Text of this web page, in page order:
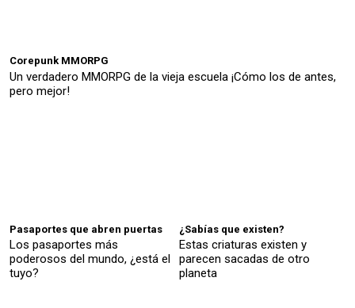
Corepunk MMORPG
Un verdadero MMORPG de la vieja escuela ¡Cómo los de antes,
pero mejor!
Pasaportes que abren puertas
Los pasaportes más
poderosos del mundo, ¿está el
tuyo?
¿Sabías que existen?
Estas criaturas existen y
parecen sacadas de otro
planeta